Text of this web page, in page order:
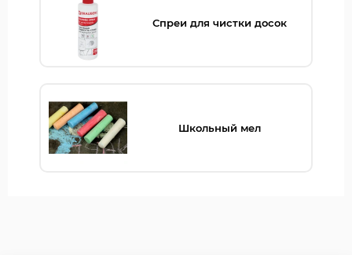
Спреи для чистки досок
Школьный мел